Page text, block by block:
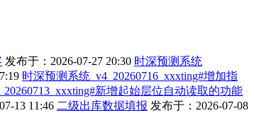
发布于：2026-07-27 20:30 时深预测系统
时深预测系统_v4_20260716_xxxting#增加指
新增起始层位自动读取的功能
13 11:46 二级出库数据填报 发布于：2026-07-08